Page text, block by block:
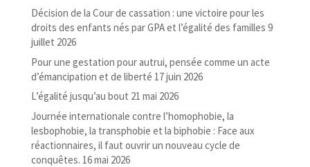
Décision de la Cour de cassation : une victoire pour les
droits des enfants nés par GPA et l’égalité des familles 9
juillet 2026
Pour une gestation pour autrui, pensée comme un acte
d’émancipation et de liberté 17 juin 2026
L’égalité jusqu’au bout 21 mai 2026
Journée internationale contre l’homophobie, la
lesbophobie, la transphobie et la biphobie : Face aux
réactionnaires, il faut ouvrir un nouveau cycle de
conquêtes. 16 mai 2026